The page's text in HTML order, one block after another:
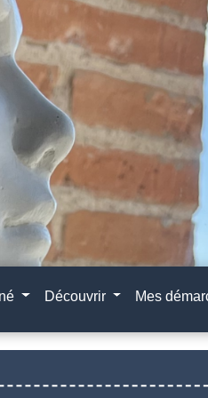
Découvrir Mes